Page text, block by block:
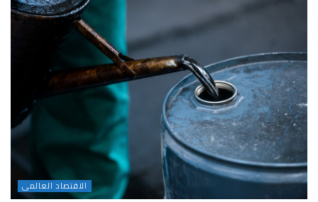
الاقتصاد العالمى